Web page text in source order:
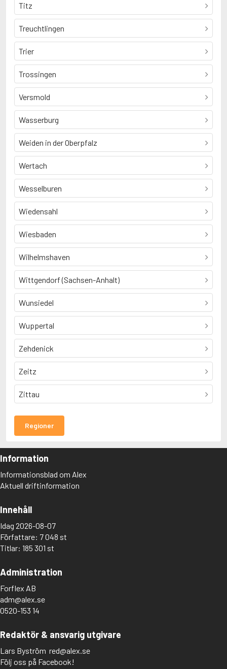
Titz
Treuchtlingen
Trier
Trossingen
Versmold
Wasserburg
Weiden in der Oberpfalz
Wertach
Wesselburen
Wiedensahl
Wiesbaden
Wilhelmshaven
Wittgendorf (Sachsen-Anhalt)
Wunsiedel
Wuppertal
Zehdenick
Zeitz
Zittau
Regioner
Information
Informationsblad om Alex
Aktuell driftinformation
Innehåll
Idag 2026-08-07
Författare: 7 048 st
Titlar: 185 301 st
Administration
Forflex AB
adm@alex.se
0520-153 14
Redaktör & ansvarig utgivare
Lars Byström red@alex.se
Följ oss på Facebook!